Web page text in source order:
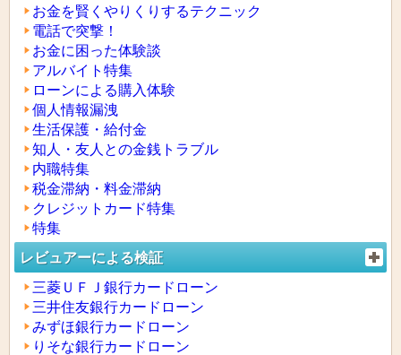
お金を賢くやりくりするテクニック
電話で突撃！
お金に困った体験談
アルバイト特集
ローンによる購入体験
個人情報漏洩
生活保護・給付金
知人・友人との金銭トラブル
内職特集
税金滞納・料金滞納
クレジットカード特集
特集
レビュアーによる検証
三菱ＵＦＪ銀行カードローン
三井住友銀行カードローン
みずほ銀行カードローン
りそな銀行カードローン